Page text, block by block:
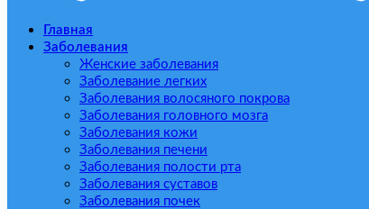
Главная
Заболевания
Женские заболевания
Заболевание легких
Заболевания волосяного покрова
Заболевания головного мозга
Заболевания кожи
Заболевания печени
Заболевания полости рта
Заболевания суставов
Заболевания почек